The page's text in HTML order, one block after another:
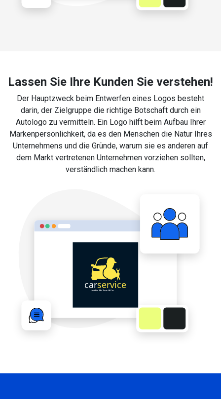
Lassen Sie Ihre Kunden Sie verstehen!
Der Hauptzweck beim Entwerfen eines Logos besteht
darin, der Zielgruppe die richtige Botschaft durch ein
Autologo zu vermitteln. Ein Logo hilft beim Aufbau Ihrer
Markenpersönlichkeit, da es den Menschen die Natur Ihres
Unternehmens und die Gründe, warum sie es anderen auf
dem Markt vertretenen Unternehmen vorziehen sollten,
verständlich machen kann.